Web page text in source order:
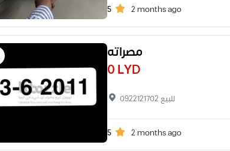
5 2 months ago
مصراته
0 LYD
للبيع 0922121702
5 2 months ago